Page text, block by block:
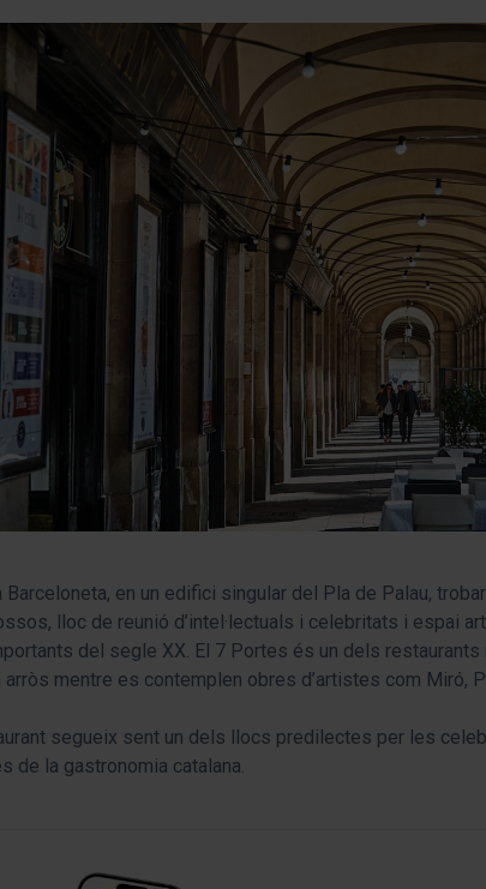
Barceloneta, en un edifici singular del Pla de Palau,
lloc de reunió d’intel·lectuals i celebritats i espai
del segle XX. El 7 Portes és un dels
arròs mentre es contemplen obres d’artistes com Miró,
segueix sent un dels llocs predilectes per les
de la gastronomia catalana.